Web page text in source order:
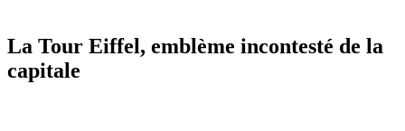
La Tour Eiffel, emblème incontesté de la
capitale